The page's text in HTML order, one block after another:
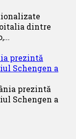
dintre
prezintă
Schengen a